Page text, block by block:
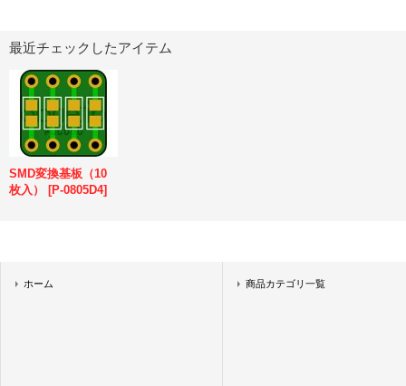
最近チェックしたアイテム
SMD変換基板（10
枚入）
[P-0805D4]
ホーム 商品カテゴリ一覧